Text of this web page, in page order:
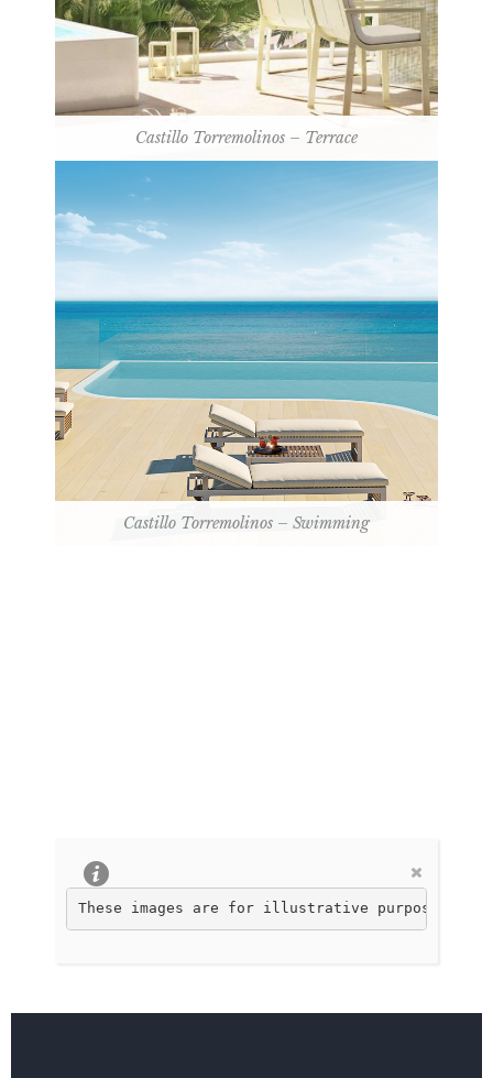
Castillo Torremolinos – Terrace
Castillo Torremolinos – Swimming
These images are for illustrative purposes